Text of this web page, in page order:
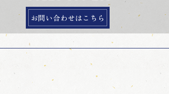
お問い合わせはこちら